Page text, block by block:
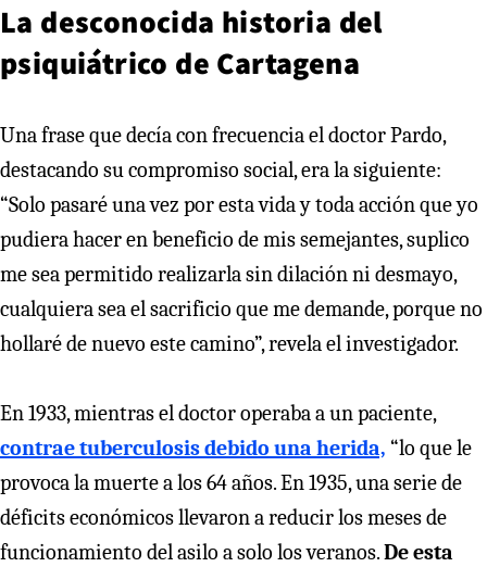
La desconocida historia del
psiquiátrico de Cartagena
Una frase que decía con frecuencia el doctor Pardo,
destacando su compromiso social, era la siguiente:
“Solo pasaré una vez por esta vida y toda acción que yo
pudiera hacer en beneficio de mis semejantes, suplico
me sea permitido realizarla sin dilación ni desmayo,
cualquiera sea el sacrificio que me demande, porque no
hollaré de nuevo este camino”, revela el investigador.
En 1933, mientras el doctor operaba a un paciente,
contrae tuberculosis debido una herida, “lo que le
provoca la muerte a los 64 años. En 1935, una serie de
déficits económicos llevaron a reducir los meses de
funcionamiento del asilo a solo los veranos.De esta